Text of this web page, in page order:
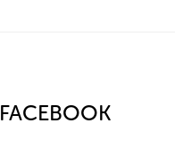
FACEBOOK